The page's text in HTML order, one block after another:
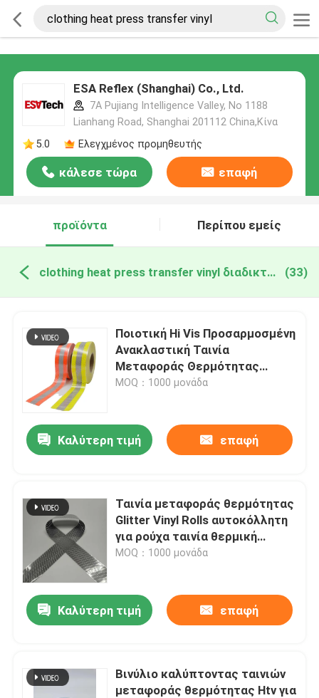
ESA Reflex (Shanghai) Co., Ltd.
7A Pujiang Intelligence Valley, No 1188
Lianhang Road, Shanghai 201112 China,Κίνα
5.0
Ελεγχμένος προμηθευτής
κάλεσε τώρα επαφή
προϊόντα Περίπου εμείς
clothing heat press transfer vinyl διαδικτυακή κατασκευή (33)
Ποιοτική Hi Vis Προσαρμοσμένη
Ανακλαστική Ταινία
Μεταφοράς Θερμότητας
Βινυλίου για Ρούχα
MOQ：1000 μονάδα
Καλύτερη τιμή επαφή
Ταινία μεταφοράς θερμότητας
Glitter Vinyl Rolls αυτοκόλλητη
για ρούχα ταινία θερμική
πιεστή
MOQ：1000 μονάδα
Καλύτερη τιμή επαφή
Βινύλιο καλύπτοντας ταινιών
μεταφοράς θερμότητας Htv για